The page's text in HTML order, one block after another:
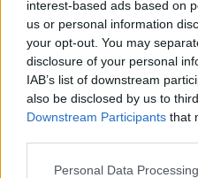
interest-based ads based on
us or personal information
your opt-out. You may
disclosure of your personal
IAB’s list of downstream
also be disclosed by us to
Downstream Participants that
Please note that this website/
Personal Data
Όροι Χρήσης. Το site
Πολιτική Απορρήτου&Όροι
Share: